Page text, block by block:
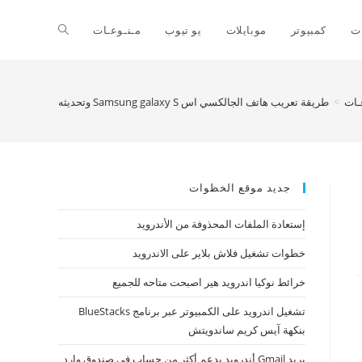
كمبيوتر موبايلات يو تيوب مـنـوعـات
> طريقة تعريب هاتف الجالكسي اس Samsung galaxy S وتحديثه
جديد موقع الخظوات
إستعادة الملفات المحذوفة من الأندرويد
خطوات تشغيل فلاش بلاير على الاندرويد
خرائط نوكيا اندرويد هير اصبحت متاحه للجميع
تشغيل اندرويد على الكمبيوتر عبر برنامج BlueStacks
بنكهة آيس كريم ساندويتش
بريد Gmail أندرويد يدعم أكثر من حساب في صندوق وارد